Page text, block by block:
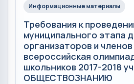
Информационные материалы
Требования к
муниципального этапа
организаторов и
всероссийская
школьников 2017-2018
ОБЩЕСТВОЗНАНИЮ